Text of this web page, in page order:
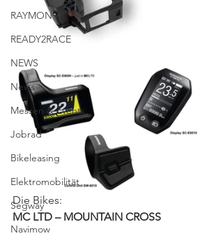
RAYMON
READY2RACE
NEWS
News
Messen & Events
Jobrad
Bikeleasing
Elektromobilität
Segway
Navimow
Die Bikes:
MC LTD – MOUNTAIN CROSS